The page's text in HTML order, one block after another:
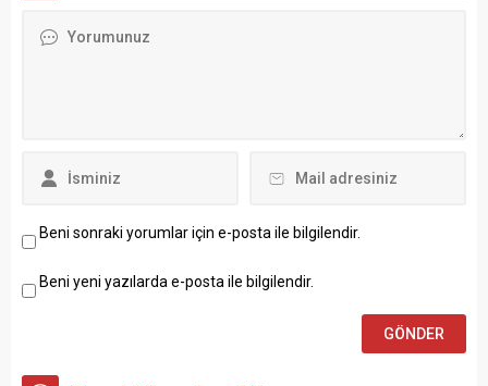
Beni sonraki yorumlar için e-posta ile bilgilendir.
Beni yeni yazılarda e-posta ile bilgilendir.